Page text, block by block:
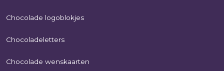
Chocolade logoblokjes
Chocoladeletters
Chocolade wenskaarten